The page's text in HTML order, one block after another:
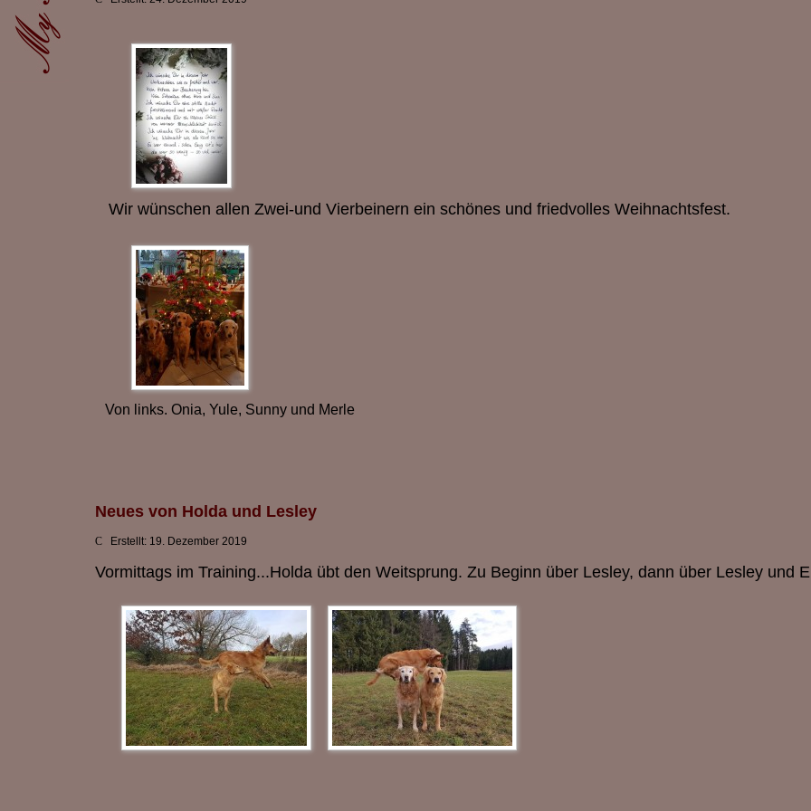
Wir wünschen allen Zwei-und Vierbeinern ein schönes und friedvolles Weihnachtsfest.
Von links. Onia, Yule, Sunny und Merle
Neues von Holda und Lesley
Erstellt: 19. Dezember 2019
Vormittags im Training...Holda übt den Weitsprung. Zu Beginn über Lesley, dann über Lesley und